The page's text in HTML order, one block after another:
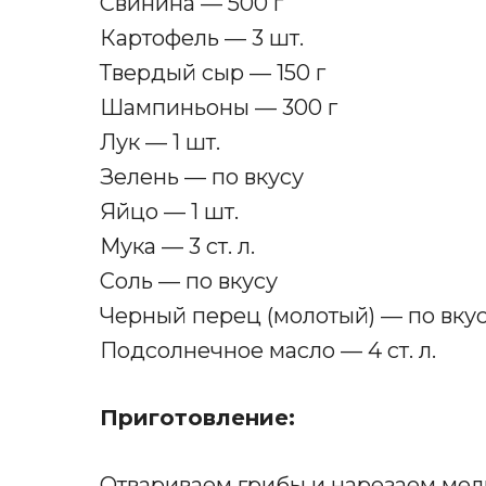
Картофель — 3 шт.
Твердый сыр — 150 г
Шампиньоны — 300 г
Лук — 1 шт.
Зелень — по вкусу
Яйцо — 1 шт.
Мука — 3 ст. л.
Соль — по вкусу
Черный перец (молотый) — по
Подсолнечное масло — 4 ст. л.
Приготовление: